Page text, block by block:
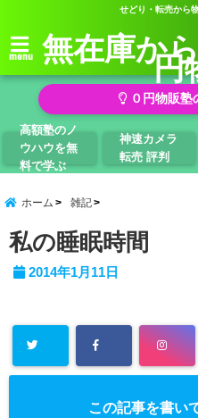
せどり・転売から
menu 無在庫か円
０円物販塾
高額塾のノ
ウハウを無
料で学ぶ
神速カメラ
転売 評判
ホーム 雑記
私の睡眠時間
2014年1月11日
この記事を書い